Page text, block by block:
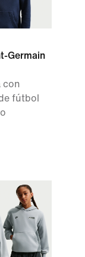
Germain
con
fútbol